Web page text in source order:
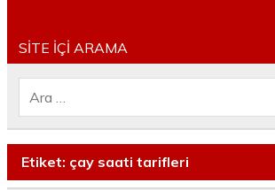
SİTE İÇİ ARAMA
Etiket: çay saati tarifleri